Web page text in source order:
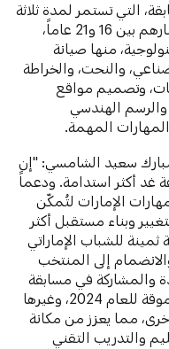
التي تستمر لمدة ثلاثة
أيام، أكثر من 300 مشارك، تتراوح أعمارهم بين 16 و21 عاماً،
وتكنولوجية، منها صيانة
والنحت، والخراطة
وتصميم مواقع
والرسم الهندسي
المهارات المهمة.
مبارك سعيد الشامسي: "إن
غد أكثر استدامة. ودعماً
الإمارات لتُمكّن
وبناء مستقبل أكثر
للشباب الإماراتي
إلى المنتخب
والمشاركة في مسابقة
المهارات الدولية (WorldSkills) المرموقة للعام 2024، وغيرها
مما يعزز من مكانة
والتدريب التقني